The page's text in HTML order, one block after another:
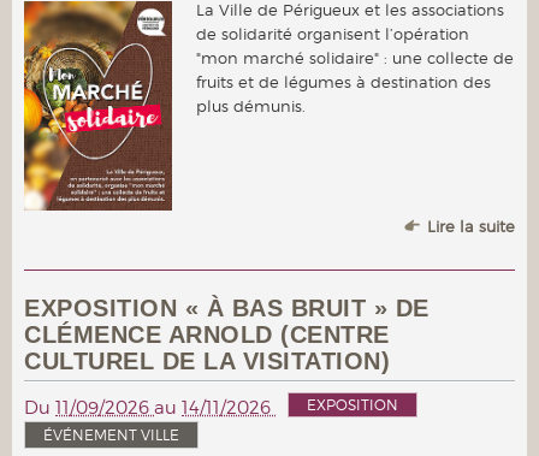
La Ville de Périgueux et les associations
de solidarité organisent l’opération
"mon marché solidaire" : une collecte de
fruits et de légumes à destination des
plus démunis.
Lire la suite
EXPOSITION « À BAS BRUIT » DE
CLÉMENCE ARNOLD (CENTRE
CULTUREL DE LA VISITATION)
Du 11/09/2026 au 14/11/2026
EXPOSITION
ÉVÉNEMENT VILLE